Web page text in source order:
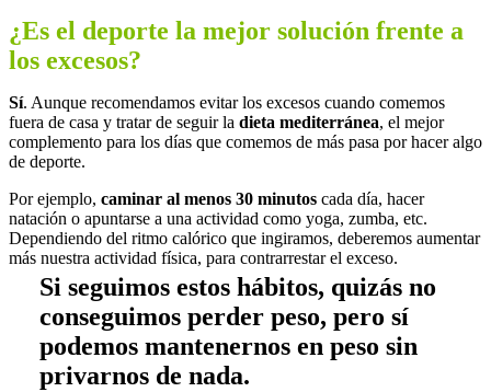
¿Es el deporte la mejor solución frente a
los excesos?
Sí. Aunque recomendamos evitar los excesos cuando comemos
fuera de casa y tratar de seguir la dieta mediterránea, el mejor
complemento para los días que comemos de más pasa por hacer algo
de deporte.
Por ejemplo, caminar al menos 30 minutos cada día, hacer
natación o apuntarse a una actividad como yoga, zumba, etc.
Dependiendo del ritmo calórico que ingiramos, deberemos aumentar
más nuestra actividad física, para contrarrestar el exceso.
Si seguimos estos hábitos, quizás no
conseguimos perder peso, pero sí
podemos mantenernos en peso sin
privarnos de nada.